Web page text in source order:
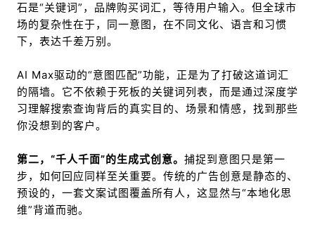
石是“关键词”，品牌购买词汇，等待用户输入。但全球市
场的复杂性在于，同一意图，在不同文化、语言和习惯
下，表达千差万别。
AI Max驱动的“意图匹配”功能，正是为了打破这道词汇
的隔墙。它不依赖于死板的关键词列表，而是通过深度学
习理解搜索查询背后的真实目的、场景和情感，找到那些
你没想到的客户。
第二，“千人千面”的生成式创意。 捕捉到意图只是第一
步，如何回应同样至关重要。传统的广告创意是静态的、
预设的，一套文案试图覆盖所有人，这显然与“本地化思
维”背道而驰。